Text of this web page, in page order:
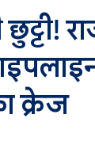
क्रेज